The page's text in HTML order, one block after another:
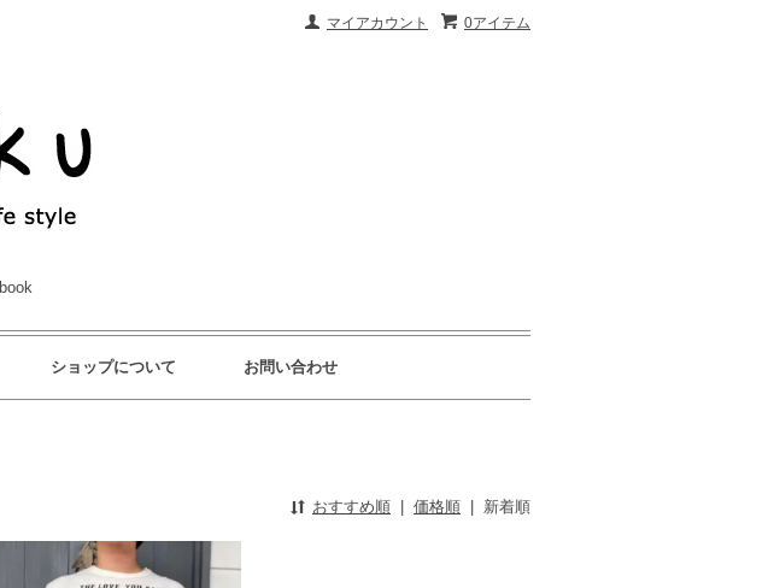
0アイテム
マイアカウント
ショップについて お問い合わせ
おすすめ順 | 価格順 | 新着順